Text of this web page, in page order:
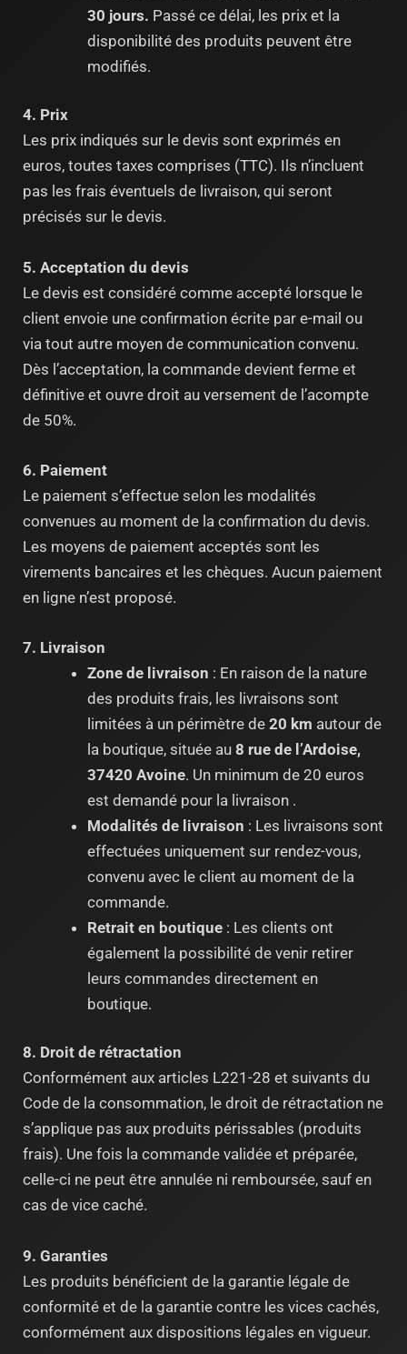
30 jours. Passé ce délai, les prix et la
disponibilité des produits peuvent être
modifiés.
4. Prix
Les prix indiqués sur le devis sont exprimés en
euros, toutes taxes comprises (TTC). Ils n’incluent
pas les frais éventuels de livraison, qui seront
précisés sur le devis.
5. Acceptation du devis
Le devis est considéré comme accepté lorsque le
client envoie une confirmation écrite par e-mail ou
via tout autre moyen de communication convenu.
Dès l’acceptation, la commande devient ferme et
définitive et ouvre droit au versement de l’acompte
de 50%.
6. Paiement
Le paiement s’effectue selon les modalités
convenues au moment de la confirmation du devis.
Les moyens de paiement acceptés sont les
virements bancaires et les chèques. Aucun paiement
en ligne n’est proposé.
7. Livraison
Zone de livraison : En raison de la nature
des produits frais, les livraisons sont
limitées à un périmètre de 20 km autour de
la boutique, située au 8 rue de l’Ardoise,
37420 Avoine. Un minimum de 20 euros
est demandé pour la livraison .
Modalités de livraison : Les livraisons sont
effectuées uniquement sur rendez-vous,
convenu avec le client au moment de la
commande.
Retrait en boutique : Les clients ont
également la possibilité de venir retirer
leurs commandes directement en
boutique.
8. Droit de rétractation
Conformément aux articles L221-28 et suivants du
Code de la consommation, le droit de rétractation ne
s’applique pas aux produits périssables (produits
frais). Une fois la commande validée et préparée,
celle-ci ne peut être annulée ni remboursée, sauf en
cas de vice caché.
9. Garanties
Les produits bénéficient de la garantie légale de
conformité et de la garantie contre les vices cachés,
conformément aux dispositions légales en vigueur.